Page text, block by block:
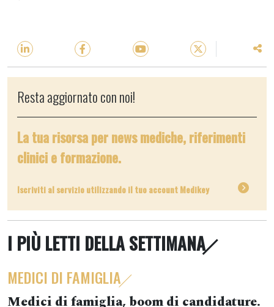
Resta aggiornato con noi!
La tua risorsa per news mediche, riferimenti
clinici e formazione.
Iscriviti al servizio utilizzando il tuo account Medikey
I PIÙ LETTI DELLA SETTIMANA
MEDICI DI FAMIGLIA
Medici di famiglia, boom di candidature.